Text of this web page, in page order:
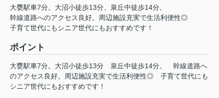
大甕駅車7分。大沼小徒歩13分、泉丘中徒歩14分。
幹線道路へのアクセス良好。周辺施設充実で生活利便性◎
子育て世代にもシニア世代にもおすすめです！
ポイント
大甕駅車7分。大沼小徒歩13分 泉丘中徒歩14分。
幹線道路へ
のアクセス良好。周辺施設充実で生活利便性◎
子育て世代にも
シニア世代にもおすすめです！